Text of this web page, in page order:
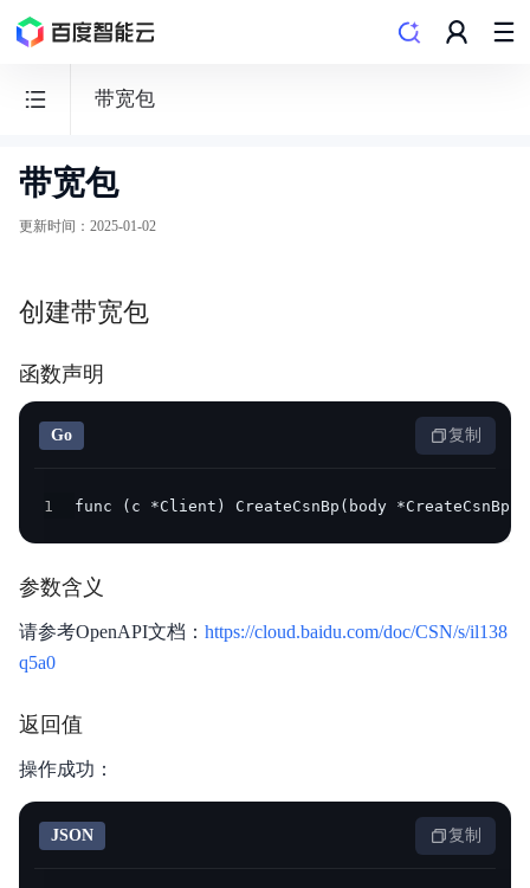
带宽包
云
智
CSN
功能发布记录
产品描述
典型实践
常见问题
API参考
带宽包
更新时间 ： 2025-01-02
创建带宽包
函数声明
Go 复制
1 func (c *Client) CreateCsnBp(body
参数含义
请参考OpenAPI文档： https://cloud.baidu.com/doc/CSN/s/il138
q5a0
返回值
操作成功：
JSON 复制